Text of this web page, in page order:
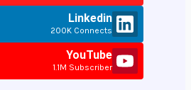
Linkedin
200K Connects
YouTube
1.1M Subscriber